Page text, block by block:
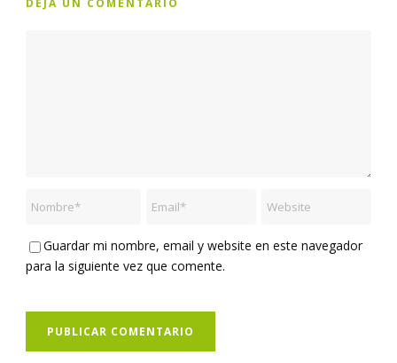
DEJA UN COMENTARIO
Guardar mi nombre, email y website en este navegador
para la siguiente vez que comente.